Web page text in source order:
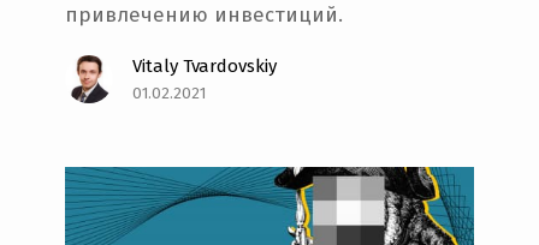
привлечению инвестиций.
Vitaly Tvardovskiy
01.02.2021